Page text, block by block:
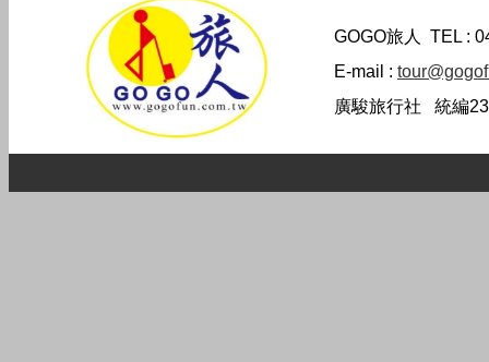
GOGO旅人
TEL :
E-mail :
廣駿旅行社